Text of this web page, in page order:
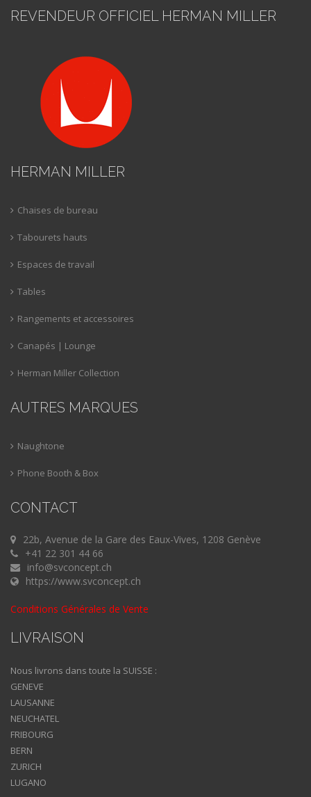
REVENDEUR OFFICIEL HERMAN MILLER
HERMAN MILLER
Chaises de bureau
Tabourets hauts
Espaces de travail
Tables
Rangements et accessoires
Canapés | Lounge
Herman Miller Collection
AUTRES MARQUES
Naughtone
Phone Booth & Box
CONTACT
22b, Avenue de la Gare des Eaux-Vives, 1208 Genève
+41 22 301 44 66
info@svconcept.ch
https://www.svconcept.ch
Conditions Générales de Vente
LIVRAISON
Nous livrons dans toute la SUISSE :
GENEVE
LAUSANNE
NEUCHATEL
FRIBOURG
BERN
ZURICH
LUGANO